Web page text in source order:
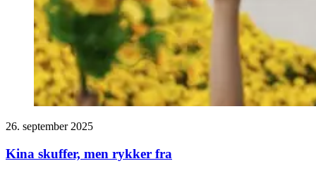
26. september 2025
Kina skuffer, men rykker fra